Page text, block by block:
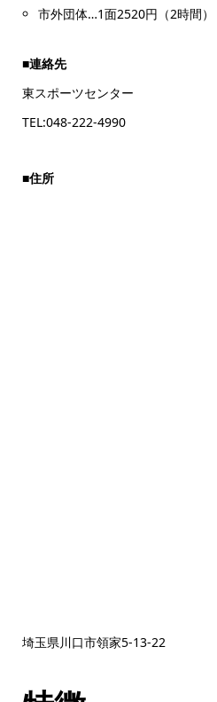
市外団体…1面2520円（2時間）
■連絡先
東スポーツセンター
TEL:048-222-4990
■住所
埼玉県川口市領家5‐13‐22